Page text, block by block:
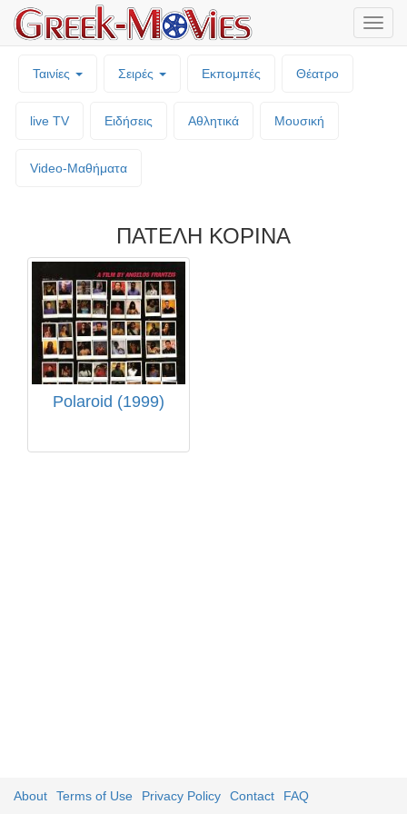
Ταινίες Σειρές Εκπομπές Θέατρο
live TV Ειδήσεις Αθλητικά Μουσική
Video-Mαθήματα
ΠΑΤΕΛΗ ΚΟΡΙΝΑ
Polaroid (1999)
About Terms of Use Privacy Policy Contact FAQ